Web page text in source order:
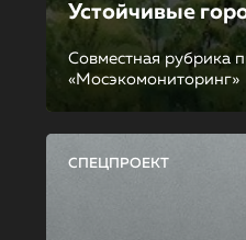
Устойчивые
Совместная рубрика
«Мосэкомониторинг»
СПЕЦПРОЕКТ